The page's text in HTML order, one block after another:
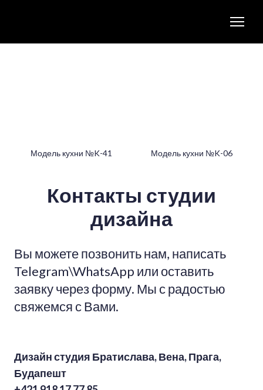
Модель кухни №K-41 Модель кухни №K-06
Контакты студии
дизайна
Вы можете позвонить нам, написать
Telegram\WhatsApp или оставить
заявку через форму. Мы с радостью
свяжемся с Вами.
Дизайн студия Братислава, Вена, Прага,
Будапешт